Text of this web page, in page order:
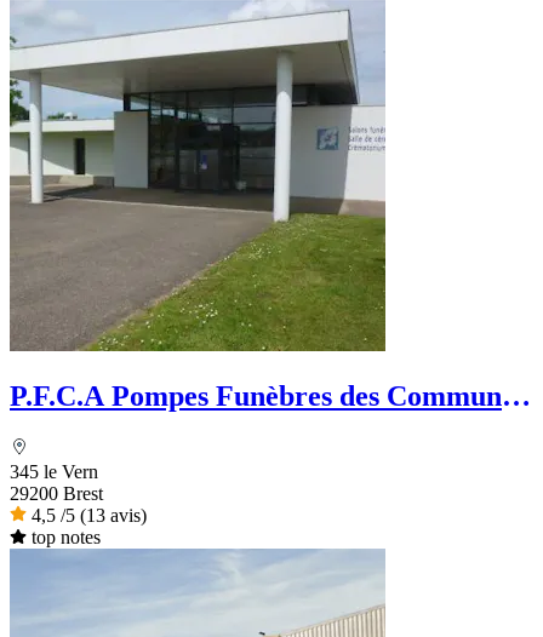
P.F.C.A Pompes Funèbres des Communes
345 le Vern
29200 Brest
4,5 /5 (13 avis)
top notes